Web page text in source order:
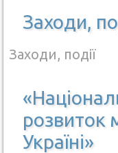
Заходи,
Заходи, події
розвиток
Україні»